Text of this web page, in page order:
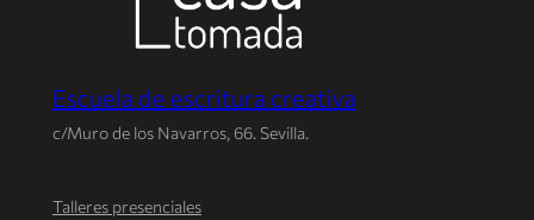
Escuela de escritura creativa
c/Muro de los Navarros, 66. Sevilla.
Talleres presenciales